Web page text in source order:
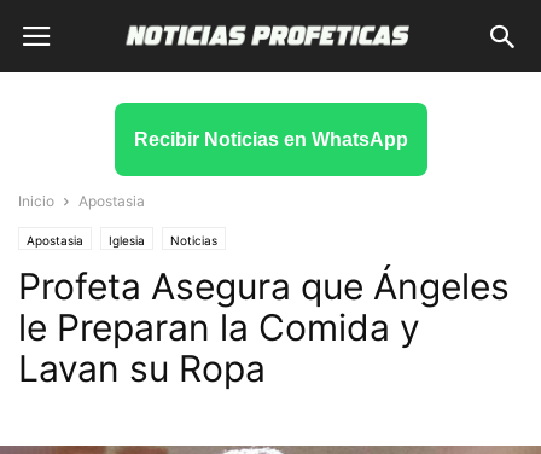
Recibir Noticias en WhatsApp
Inicio Apostasia
Apostasia Iglesia Noticias
Profeta Asegura que Ángeles
le Preparan la Comida y
Lavan su Ropa